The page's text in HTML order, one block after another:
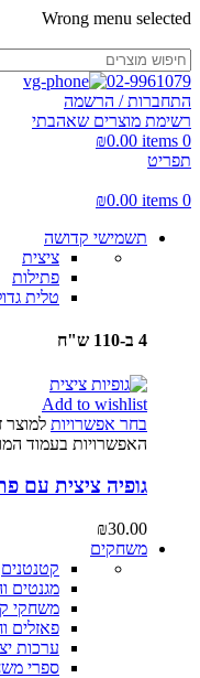
Wrong menu selected
02-9961079
התחברות / הרשמה
רשימת מוצרים שאהבתי
0
items
₪0.00
תפריט
0
items
₪0.00
תשמישי קדושה
ציצית
פתילות
טלית
4 ב-110 ש"ח
Add to wishlist
בחר אפשרויות למוצר
האפשרויות בעמוד
גופיה ציצית עם
₪30.00
משחקים
קטנטנים
מגנטים
משחקי
פאזלים
ערכות
ספרי